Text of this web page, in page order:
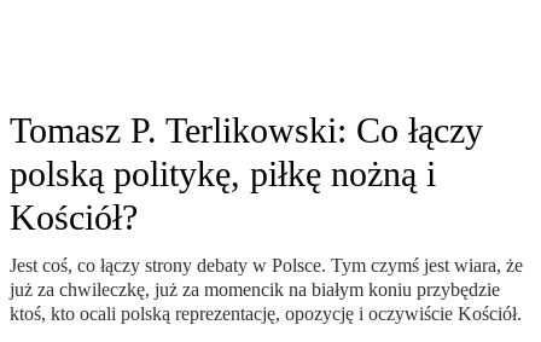
Tomasz P. Terlikowski: Co łączy
polską politykę, piłkę nożną i
Kościół?
Jest coś, co łączy strony debaty w Polsce. Tym czymś jest wiara, że
już za chwileczkę, już za momencik na białym koniu przybędzie
ktoś, kto ocali polską reprezentację, opozycję i oczywiście Kościół.